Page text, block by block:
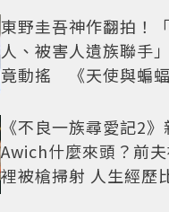
東野圭吾神作翻拍！
人、被害人遺族聯手
竟動搖 《天使與蝙
《不良一族尋愛記2
Awich什麼來頭？前
裡被槍掃射 人生經歷